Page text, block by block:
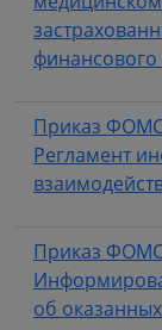
Приказ
Регламент
Приказ
об